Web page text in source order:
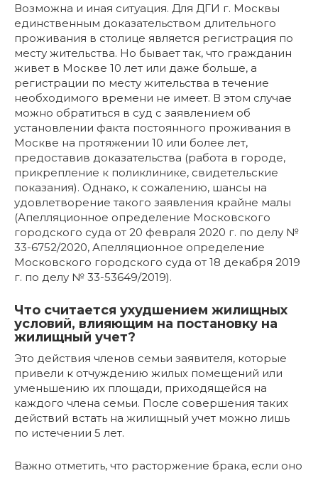
Возможна и иная ситуация. Для ДГИ г. Москвы
единственным доказательством длительного
проживания в столице является регистрация по
месту жительства. Но бывает так, что гражданин
живет в Москве 10 лет или даже больше, а
регистрации по месту жительства в течение
необходимого времени не имеет. В этом случае
можно обратиться в суд с заявлением об
установлении факта постоянного проживания в
Москве на протяжении 10 или более лет,
предоставив доказательства (работа в городе,
прикрепление к поликлинике, свидетельские
показания). Однако, к сожалению, шансы на
удовлетворение такого заявления крайне малы
(Апелляционное определение Московского
городского суда от 20 февраля 2020 г. по делу №
33-6752/2020, Апелляционное определение
Московского городского суда от 18 декабря 2019
г. по делу № 33-53649/2019).
Что считается ухудшением жилищных
условий, влияющим на постановку на
жилищный учет?
Это действия членов семьи заявителя, которые
привели к отчуждению жилых помещений или
уменьшению их площади, приходящейся на
каждого члена семьи. После совершения таких
действий встать на жилищный учет можно лишь
по истечении 5 лет.
Важно отметить, что расторжение брака, если оно